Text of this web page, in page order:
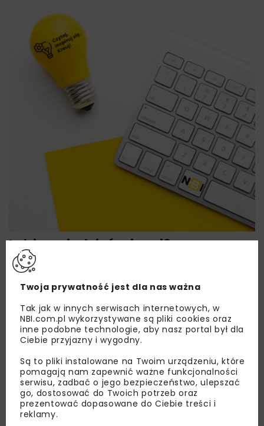
Lubisz wiedzieć więcej?
Zapisz się do newslettera aby otrzymywać od
nas najlepsze informacje branżowe,
zaproszenia na wydarzenia, atrakcyjne oferty i
dedykowane akcje specjalne.
Zapoznałam/em się zPolityką Prywatnościi
Regulaminem oraz wyrażam zgodę na otrzymywanie na
podany przeze mnie adres e-mail korespondencji
handlowej w postaci newslettera.
Twoja prywatność jest dla nas ważna
Tak jak w innych serwisach internetowych, w
NBI.com.pl wykorzystywane są pliki cookies oraz
inne podobne technologie, aby nasz portal był dla
Ciebie przyjazny i wygodny.
Są to pliki instalowane na Twoim urządzeniu, które
pomagają nam zapewnić ważne funkcjonalności
serwisu, zadbać o jego bezpieczeństwo, ulepszać
go, dostosować do Twoich potrzeb oraz
prezentować dopasowane do Ciebie treści i
reklamy.